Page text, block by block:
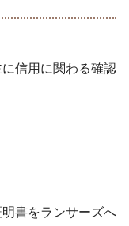
信用に関わる確認
書をランサーズへ